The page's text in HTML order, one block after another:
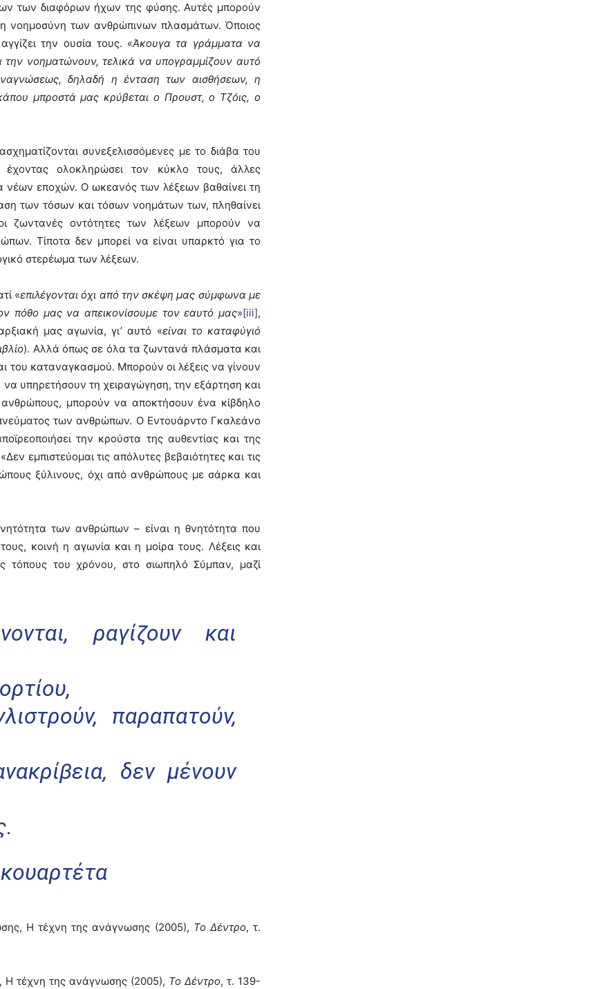
των διαφόρων ήχων της φύσης. Αυτές μπορούν
νοημοσύνη των ανθρώπινων πλασμάτων. Όποιος
την ουσία τους. «Άκουγα τα γράμματα να
νοηματώνουν, τελικά να υπογραμμίζουν αυτό
δηλαδή η ένταση των αισθήσεων, η
μπροστά μας κρύβεται ο Προυστ, ο Τζόις, ο
συνεξελισσόμενες με το διάβα του
έχοντας ολοκληρώσει τον κύκλο τους, άλλες
νέων εποχών. Ο ωκεανός των λέξεων βαθαίνει τη
των τόσων και τόσων νοημάτων των, πληθαίνει
ζωντανές οντότητες των λέξεων μπορούν να
Τίποτα δεν μπορεί να είναι υπαρκτό για το
στερέωμα των λέξεων.
«επιλέγονται όχι από την σκέψη μας σύμφωνα με
πόθο μας να απεικονίσουμε τον εαυτό μας»[iii],
μας αγωνία, γι’ αυτό «είναι το καταφύγιό
). Αλλά όπως σε όλα τα ζωντανά πλάσματα και
του καταναγκασμού. Μπορούν οι λέξεις να γίνουν
υπηρετήσουν τη χειραγώγηση, την εξάρτηση και
μπορούν να αποκτήσουν ένα κίβδηλο
των ανθρώπων. Ο Εντουάρντο Γκαλεάνο
την κρούστα της αυθεντίας και της
εμπιστεύομαι τις απόλυτες βεβαιότητες και τις
ξύλινους, όχι από ανθρώπους με σάρκα και
των ανθρώπων – είναι η θνητότητα που
κοινή η αγωνία και η μοίρα τους. Λέξεις και
τόπους του χρόνου, στο σιωπηλό Σύμπαν, μαζί
ραγίζουν και
παραπατούν,
δεν μένουν
Η τέχνη της ανάγνωσης (2005), Το Δέντρο, τ.
τέχνη της ανάγνωσης (2005), Το Δέντρο, τ. 139-